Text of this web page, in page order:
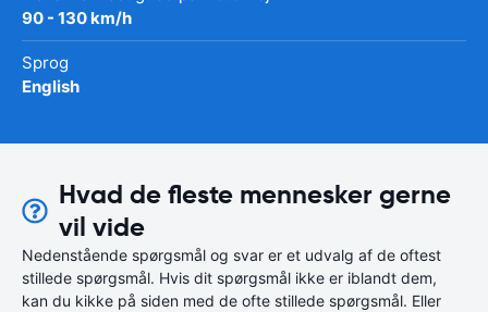
90 - 130 km/h
Sprog
English
Hvad de fleste mennesker gerne
vil vide
Nedenstående spørgsmål og svar er et udvalg af de oftest
stillede spørgsmål. Hvis dit spørgsmål ikke er iblandt dem,
kan du kikke på siden med de ofte stillede spørgsmål. Eller